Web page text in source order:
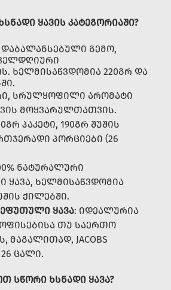
ᲧᲐᲕᲘᲡ ᲙᲐᲢᲔᲒᲝᲠᲘᲐᲨᲘ?
ᲓᲐᲑᲐᲚᲐᲜᲡᲔᲑᲣᲚᲘ ᲒᲔᲛᲝ,
ᲮᲔᲚᲛᲘᲡᲐᲬᲕᲓᲝᲛᲘᲐ 220ᲒᲠ ᲓᲐ
ᲡᲠᲣᲚᲧᲝᲤᲘᲚᲘ ᲐᲠᲝᲛᲐᲢᲘ
ᲛᲝᲧᲕᲐᲠᲣᲚᲗᲐᲗᲕᲘᲡ.
ᲞᲐᲙᲔᲢᲘ, 190ᲒᲠ ᲨᲣᲨᲘᲡ
ᲞᲝᲠᲪᲘᲔᲑᲘ (26
ᲜᲐᲢᲣᲠᲐᲚᲣᲠᲘ
ᲧᲐᲕᲐ, ᲮᲔᲚᲛᲘᲡᲐᲬᲕᲓᲝᲛᲘᲐ
ᲥᲘᲚᲔᲑᲨᲘ.
ᲧᲐᲕᲐ: ᲘᲓᲔᲐᲚᲣᲠᲘᲐ
ᲗᲣ ᲡᲐᲔᲠᲗᲝ
ᲛᲐᲒᲐᲚᲘᲗᲐᲓ, JACOBS
26 ᲪᲐᲚᲘ.
ᲡᲬᲝᲠᲘ ᲮᲡᲜᲐᲓᲘ ᲧᲐᲕᲐ?